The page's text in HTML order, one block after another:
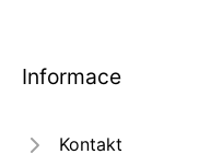
Informace
Kontakt